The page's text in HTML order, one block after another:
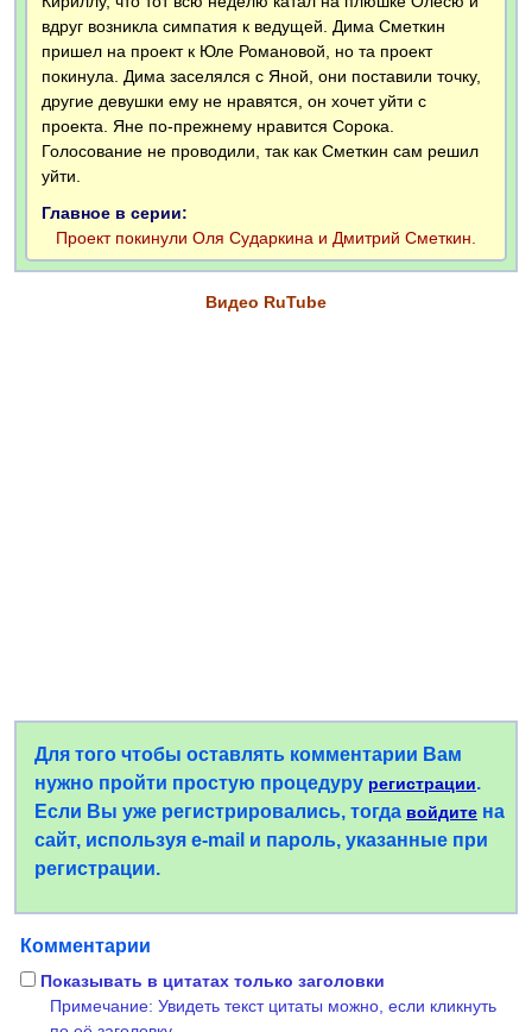
вдруг возникла симпатия к ведущей. Дима Сметкин
пришел на проект к Юле Романовой, но та проект
покинула. Дима заселялся с Яной, они поставили точку,
другие девушки ему не нравятся, он хочет уйти с
проекта. Яне по-прежнему нравится Сорока.
Голосование не проводили, так как Сметкин сам решил
уйти.
Главное в серии:
Проект покинули Оля Сударкина и Дмитрий Сметкин.
Видео RuTube
Для того чтобы оставлять комментарии Вам
нужно пройти простую процедуру регистрации.
Если Вы уже регистрировались, тогда войдите на
сайт, используя e-mail и пароль, указанные при
регистрации.
Комментарии
Показывать в цитатах только заголовки
Примечание: Увидеть текст цитаты можно, если кликнуть